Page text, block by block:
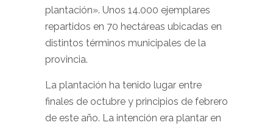
plantación». Unos 14.000 ejemplares
repartidos en 70 hectáreas ubicadas en
distintos términos municipales de la
provincia.
La plantación ha tenido lugar entre
finales de octubre y principios de febrero
de este año. La intención era plantar en